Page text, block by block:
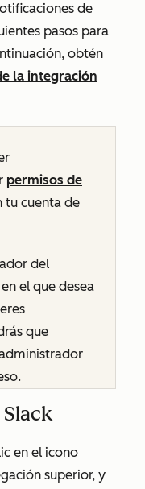
de
pasos para
obtén
la integración
permisos de
tu cuenta de
del
el que desea
que
en el icono
superior, y